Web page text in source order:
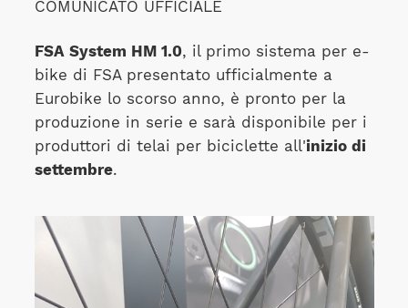
COMUNICATO UFFICIALE
FSA System HM 1.0, il primo sistema per e-
bike di FSA presentato ufficialmente a
Eurobike lo scorso anno, è pronto per la
produzione in serie e sarà disponibile per i
produttori di telai per biciclette all'inizio di
settembre.